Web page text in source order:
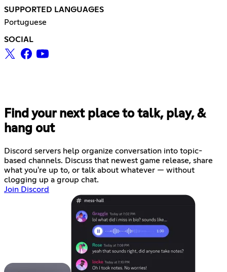
SUPPORTED LANGUAGES
Portuguese
SOCIAL
Find your next place to talk, play, &
hang out
Discord servers help organize conversation into topic-
based channels. Discuss that newest game release, share
what you're up to, or talk about whatever — without
clogging up a group chat.
Join Discord